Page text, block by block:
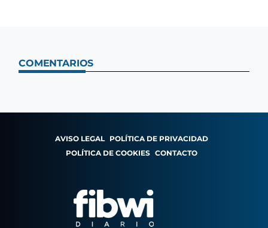
COMENTARIOS
AVISO LEGAL POLÍTICA DE PRIVACIDAD
POLÍTICA DE COOKIES CONTACTO